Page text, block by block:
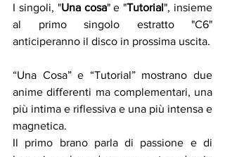
I singoli, "Una cosa" e "Tutorial", insieme
al primo singolo estratto "C6"
anticiperanno il disco in prossima uscita.
“Una Cosa” e “Tutorial” mostrano due
anime differenti ma complementari, una
più intima e riflessiva e una più intensa e
magnetica.
Il primo brano parla di passione e di